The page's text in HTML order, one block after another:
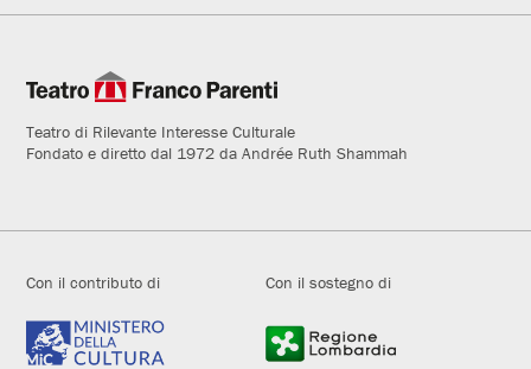
Teatro di Rilevante Interesse Culturale
Fondato e diretto dal 1972 da Andrée Ruth Shammah
Con il contributo di Con il sostegno di